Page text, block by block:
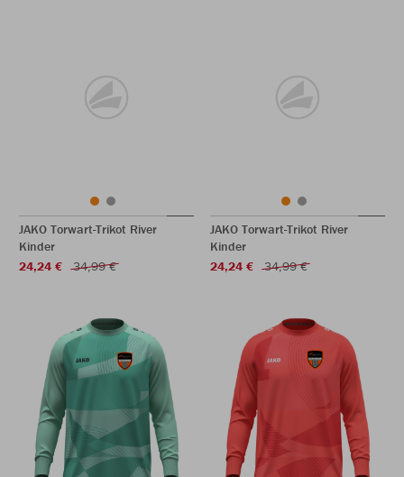
JAKO Torwart-Trikot River
Kinder
24,24 €
34,99 €
JAKO Torwart-Trikot River
Kinder
24,24 €
34,99 €